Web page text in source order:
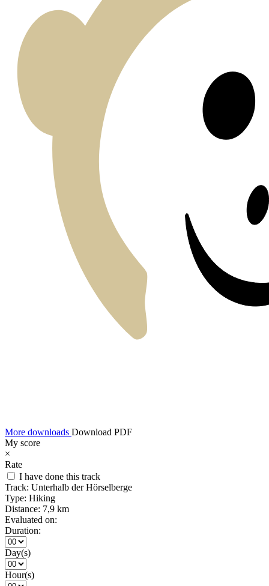
More downloads Download PDF
My score
×
Rate
I have done this track
Track: Unterhalb der Hörselberge
Type: Hiking
Distance: 7,9 km
Evaluated on:
Duration:
Day(s)
Hour(s)